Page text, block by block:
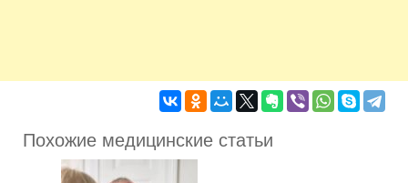
Похожие медицинские статьи